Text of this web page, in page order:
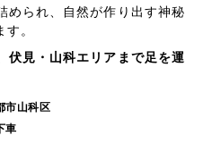
められ、自然が作り出す神秘
。
伏見・山科エリアまで足を運
市山科区
車